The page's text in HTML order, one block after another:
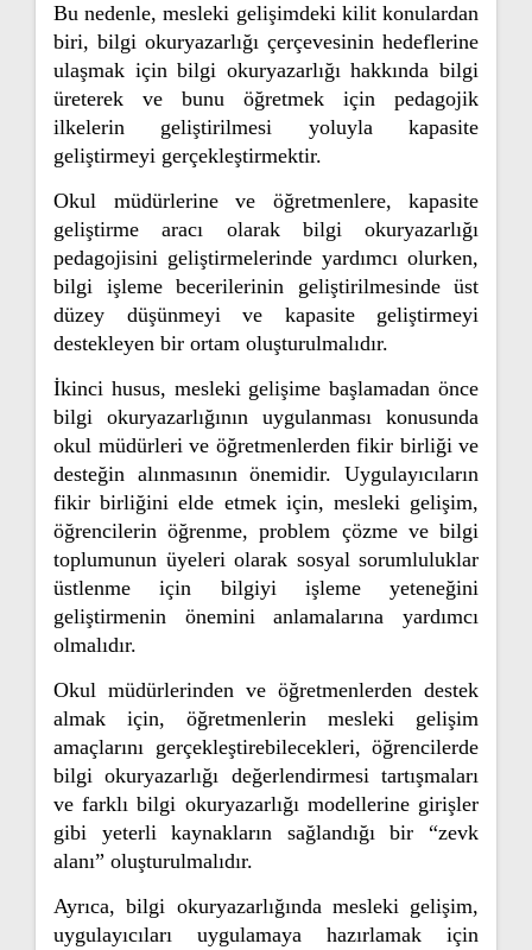
Bu nedenle, mesleki gelişimdeki kilit konulardan
biri, bilgi okuryazarlığı çerçevesinin hedeflerine
ulaşmak için bilgi okuryazarlığı hakkında bilgi
üreterek ve bunu öğretmek için pedagojik
ilkelerin geliştirilmesi yoluyla kapasite
geliştirmeyi gerçekleştirmektir.
Okul müdürlerine ve öğretmenlere, kapasite
geliştirme aracı olarak bilgi okuryazarlığı
pedagojisini geliştirmelerinde yardımcı olurken,
bilgi işleme becerilerinin geliştirilmesinde üst
düzey düşünmeyi ve kapasite geliştirmeyi
destekleyen bir ortam oluşturulmalıdır.
İkinci husus, mesleki gelişime başlamadan önce
bilgi okuryazarlığının uygulanması konusunda
okul müdürleri ve öğretmenlerden fikir birliği ve
desteğin alınmasının önemidir. Uygulayıcıların
fikir birliğini elde etmek için, mesleki gelişim,
öğrencilerin öğrenme, problem çözme ve bilgi
toplumunun üyeleri olarak sosyal sorumluluklar
üstlenme için bilgiyi işleme yeteneğini
geliştirmenin önemini anlamalarına yardımcı
olmalıdır.
Okul müdürlerinden ve öğretmenlerden destek
almak için, öğretmenlerin mesleki gelişim
amaçlarını gerçekleştirebilecekleri, öğrencilerde
bilgi okuryazarlığı değerlendirmesi tartışmaları
ve farklı bilgi okuryazarlığı modellerine girişler
gibi yeterli kaynakların sağlandığı bir “zevk
alanı” oluşturulmalıdır.
Ayrıca, bilgi okuryazarlığında mesleki gelişim,
uygulayıcıları uygulamaya hazırlamak için